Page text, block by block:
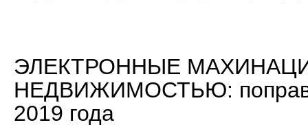
ЭЛЕКТРОННЫЕ
НЕДВИЖИМОСТЬЮ:
2019 года